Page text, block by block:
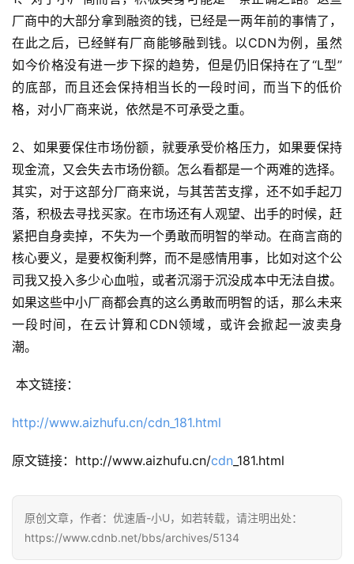
告
答
社
区
厂商中的大部分拿到融资的钱，已经是一两年前的事情了，
在此之后，已经鲜有厂商能够融到钱。以CDN为例，虽然
如今价格没有进一步下探的趋势，但是仍旧保持在了“L型”
的底部，而且还会保持相当长的一段时间，而当下的低价
格，对小厂商来说，依然是不可承受之重。
2、如果要保住市场份额，就要承受价格压力，如果要保持
现金流，又会失去市场份额。怎么看都是一个两难的选择。
其实，对于这部分厂商来说，与其苦苦支撑，还不如手起刀
落，积极去寻找买家。在市场还有人观望、出手的时候，赶
紧把自身卖掉，不失为一个勇敢而明智的举动。在商言商的
核心要义，是要权衡利弊，而不是感情用事，比如对这个公
司我又投入多少心血啦，或者沉溺于沉没成本中无法自拔。
如果这些中小厂商都会真的这么勇敢而明智的话，那么未来
一段时间，在云计算和CDN领域，或许会掀起一波卖身
潮。
本文链接：
http://www.aizhufu.cn/cdn_181.html
原文链接：http://www.aizhufu.cn/cdn _181.html
原创文章，作者：优速盾-小U，如若转载，请注明出处：
https://www.cdnb.net/bbs/archives/5134